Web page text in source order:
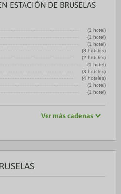
ESTACIÓN DE BRUSELAS
(1 hotel)
(1 hotel)
(1 hotel)
(8 hoteles)
(2 hoteles)
(1 hotel)
(3 hoteles)
(4 hoteles)
(1 hotel)
(1 hotel)
Ver más cadenas